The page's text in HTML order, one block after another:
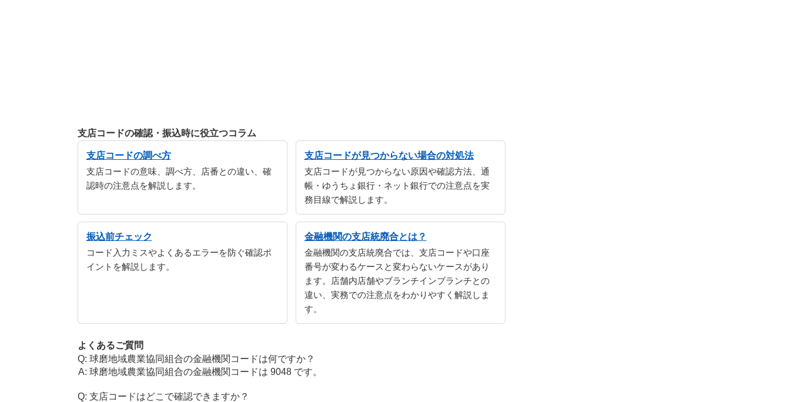
支店コードの確認・振込時に役立つコラム
支店コードの調べ方
支店コードの意味、調べ方、店番との違い、確
認時の注意点を解説します。
支店コードが見つからない場合の対処法
支店コードが見つからない原因や確認方法、通
帳・ゆうちょ銀行・ネット銀行での注意点を実
務目線で解説します。
振込前チェック
コード入力ミスやよくあるエラーを防ぐ確認ポ
イントを解説します。
金融機関の支店統廃合とは？
金融機関の支店統廃合では、支店コードや口座
番号が変わるケースと変わらないケースがあり
ます。店舗内店舗やブランチインブランチとの
違い、実務での注意点をわかりやすく解説しま
す。
よくあるご質問
球磨地域農業協同組合の金融機関コードは何ですか？
球磨地域農業協同組合の金融機関コードは 9048 です。
支店コードはどこで確認できますか？